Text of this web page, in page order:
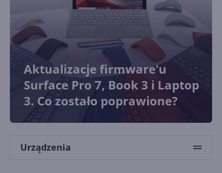
Aktualizacje firmware'u
Surface Pro 7, Book 3 i Laptop
3. Co zostało poprawione?
Urządzenia